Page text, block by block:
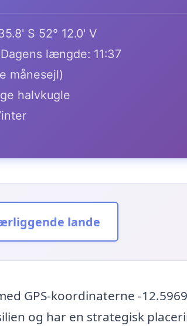
S 52° 12.0' V
længde: 11:37
månesejl)
halvkugle
lande
GPS-koordinaterne -
og har en strategisk